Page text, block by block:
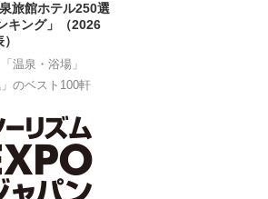
旅館ホテル250選
キング」（2026
温泉・浴場」
のベスト100軒